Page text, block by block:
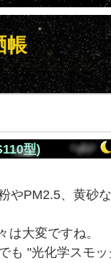
帳
型)
やPM2.5、黄砂
は大変ですね。
も "光化学スモ